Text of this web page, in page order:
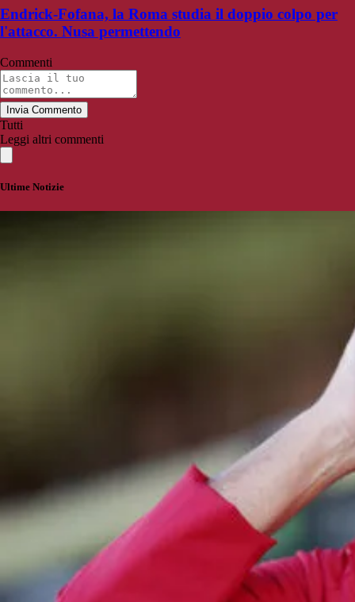
Endrick-Fofana, la Roma studia il doppio colpo per
l'attacco. Nusa permettendo
Commenti
Invia Commento
Tutti
Leggi altri commenti
Ultime Notizie